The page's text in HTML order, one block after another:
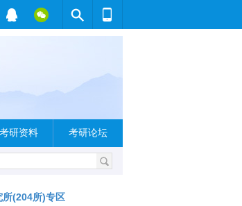
考研资料 考研论坛
所(204所)专区